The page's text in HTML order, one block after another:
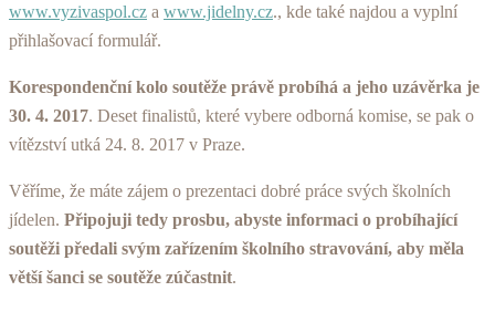
www.vyzivaspol.cz a www.jidelny.cz., kde také najdou a vyplní
přihlašovací formulář.
Korespondenční kolo soutěže právě probíhá a jeho uzávěrka je
30. 4. 2017. Deset finalistů, které vybere odborná komise, se pak o
vítězství utká 24. 8. 2017 v Praze.
Věříme, že máte zájem o prezentaci dobré práce svých školních
jídelen. Připojuji tedy prosbu, abyste informaci o probíhající
soutěži předali svým zařízením školního stravování, aby měla
větší šanci se soutěže zúčastnit.